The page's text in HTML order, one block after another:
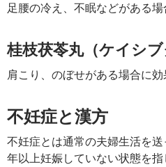
足腰の冷え、不眠などがある場
桂枝茯苓丸（ケイシブ
肩こり、のぼせがある場合に効
不妊症と漢方
不妊症とは通常の夫婦生活を
年以上妊娠していない状態を指